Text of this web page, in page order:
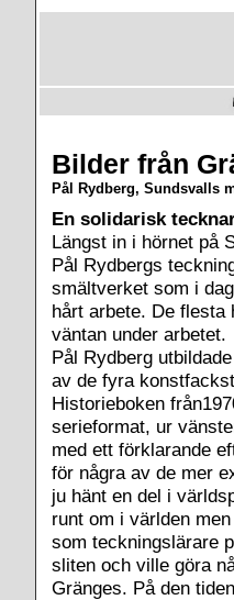
Bilder från
Pål Rydberg, Sundsvalls
En solidarisk
Längst in i hörnet på
Pål Rydbergs
smältverket som i
hårt arbete. De
väntan under arbetet.
Pål Rydberg
av de fyra
Historieboken
serieformat, ur
med ett förklarande
för några av de mer
ju hänt en del i
runt om i världen
som teckningslärare
sliten och ville göra
Gränges. På den